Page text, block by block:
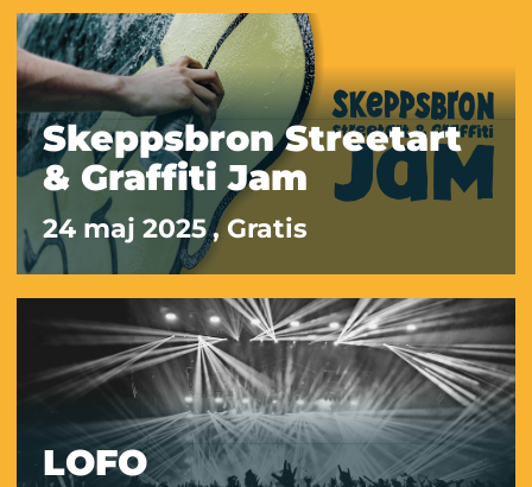
Skeppsbron Streetart
& Graffiti Jam
24 maj 2025, Gratis
LOFO